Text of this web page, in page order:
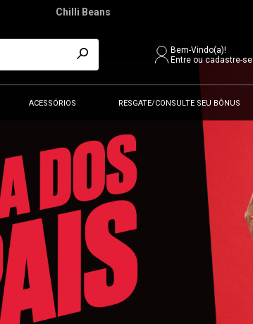
Chilli Beans
Bem-Vindo(a)!
Entre ou cadastre-se
ACESSÓRIOS RESGATE/CONSULTE SEU BÔNUS